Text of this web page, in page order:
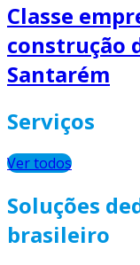
Classe
construção
Santarém
Serviços
Ver todos
Soluções
brasileiro